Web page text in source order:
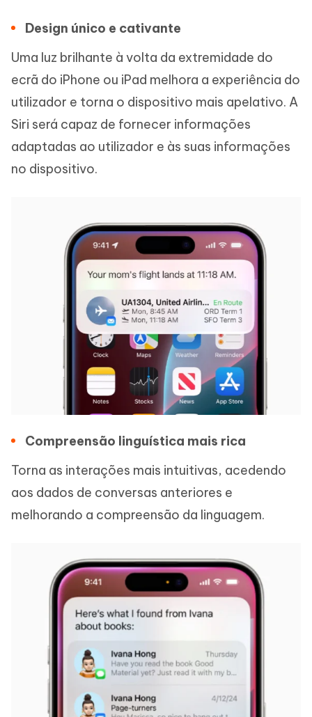
Design único e cativante
Uma luz brilhante à volta da extremidade do
ecrã do iPhone ou iPad melhora a experiência do
utilizador e torna o dispositivo mais apelativo. A
Siri será capaz de fornecer informações
adaptadas ao utilizador e às suas informações
no dispositivo.
Compreensão linguística mais rica
Torna as interações mais intuitivas, acedendo
aos dados de conversas anteriores e
melhorando a compreensão da linguagem.